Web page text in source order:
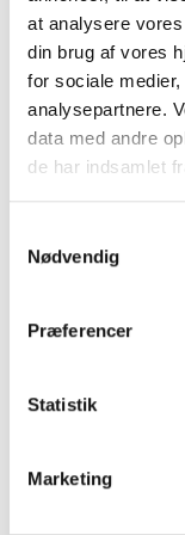
at analysere
din brug af vores
for sociale
analysepartnere.
data med andre
de har indsamlet
Nødvendig
Præferencer
Statistik
Marketing
Køb